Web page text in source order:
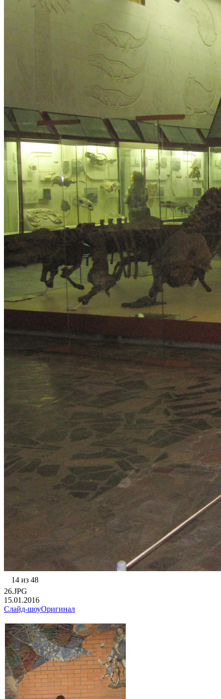
14 из 48
26.JPG
15.01.2016
Слайд-шоуОригинал